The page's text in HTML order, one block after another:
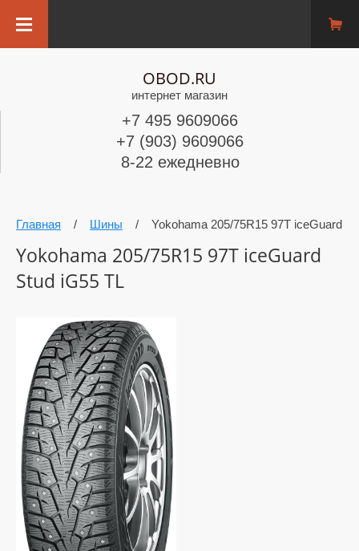
OBOD.RU
интернет магазин
+7 495 9609066
+7 (903) 9609066
8-22 ежедневно
Главная / Шины / Yokohama 205/75R15 97T iceGuard
Yokohama 205/75R15 97T iceGuard
Stud iG55 TL